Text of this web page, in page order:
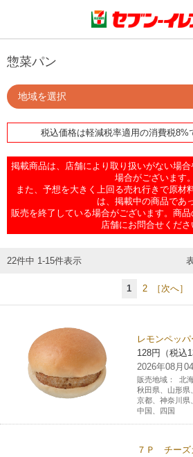
商品のご案内
商品のご案内トップ
今週の新商品
商品カテゴリ一覧
食の安全・安心への取組み
プリペイドカード・金券
ニンテンドー・ダウンロードカード
セール・キャンペーン
サービス
nanacoトップ
マルチコピー機でできることトップ
プリント
切手・はがき・印紙
チケットサービス
セブンチケット
セブン‐イレブンでお受取り
停電時のサービス停止のお知らせ
企業情報トップ
ニュースリリース
企業理念
会社概要
私たちの取組み
サステナビリティ
セブン＆アイ・ホールディングスの重点
サステナビリティ活動基本方針
加盟店オーナー募集
アルバイト情報
惣菜パン
地域を選択
税込価格は軽減税率適用の消費税8%
掲載商品は、店舗により取り扱いがない場
場合がございます。
また、予想を大きく上回る売れ行きで原材
は、掲載中の商品であ
販売を終了している場合がございます。商品
店舗にお問合せくださ
22件中 1-15件表示
1 2 ［次へ］
レモンペッ
128円（税込
2026年08月
販売地域：
北
秋田県、山形県
京都、神奈川県
中国、四国
７Ｐ チーズ